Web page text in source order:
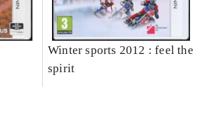
Winter sports 2012 : feel the
spirit